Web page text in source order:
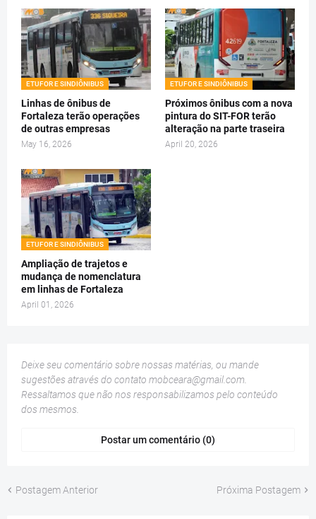
ETUFOR E SINDIÔNIBUS
Linhas de ônibus de
Fortaleza terão operações
de outras empresas
May 16, 2026
ETUFOR E SINDIÔNIBUS
Próximos ônibus com a nova
pintura do SIT-FOR terão
alteração na parte traseira
April 20, 2026
ETUFOR E SINDIÔNIBUS
Ampliação de trajetos e
mudança de nomenclatura
em linhas de Fortaleza
April 01, 2026
Deixe seu comentário sobre nossas matérias, ou mande
sugestões através do contato mobceara@gmail.com
Ressaltamos que não nos responsabilizamos pelo conteúdo
dos mesmos.
Postar um comentário (0)
Postagem Anterior Próxima Postagem